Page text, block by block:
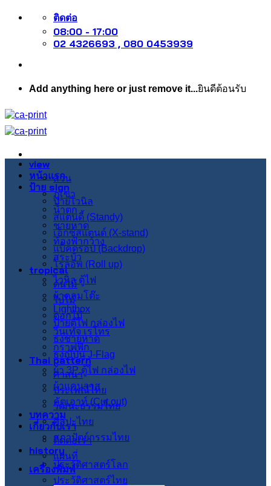
ข้าม
เนื้อหา
ติดต่อ
08:00 - 17:00
02 4326693 , 080 0453939
Add anything here or just remove it...ยินดีต้อนรับ
หน้าแรก
ป้าย sign
ป้ายไวนิล
สแตนดี้ (Standy)
เอ็กซ์สแตนด์ (X-stand)
แบ็คดรอป (Backdrop)
โรลอัพ (Roll up)
ไวนิล ตู้ไฟ
ผ้าคลุมโต๊ะ
Lightbox
ป้ายตู้ไฟ กล่องไฟ
ธงชายหาด
ธงญี่ปุ่น J-Flag
ผ้า 3P ตู้ไฟ กล่องไฟ
ผ้าแคนวาส
คัตเอาท์ (Cut out)
บทความ
เกี่ยวกับเรา
ติดต่อเรา
แผนที่
เครื่องพิมพ์
view
สวน
ภูเขา
น้ำตก
ชายหาด
ท้องฟ้ากว้าง
สระบัว
tropical
ต้นไม้
ใบไม้
ดอกไม้
วินเทจ เรโทร
กราฟฟิก
Thai pattern
ศาสนา
ประเพณีไทย
วัฒนะธรรมไทย
ศิลปะไทย
สภาปัตย์กรรมไทย
history
ประวัติศาสตร์โลก
ประวัติศาสตร์ไทย